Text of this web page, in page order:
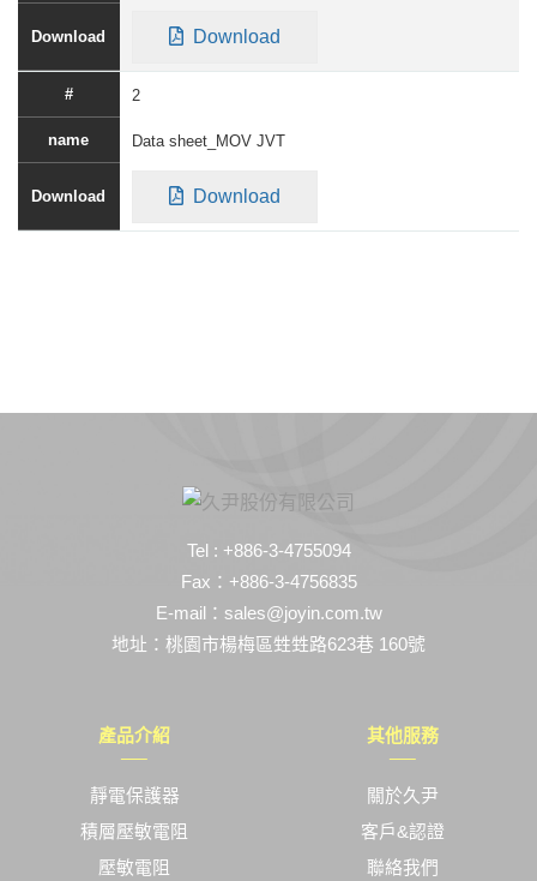
Download
2
Data sheet_MOV JVT
Download
Tel : +886-3-4755094
Fax：+886-3-4756835
E-mail：sales@joyin.com.tw
地址：桃園市楊梅區甡甡路623巷 160號
產品介紹
靜電保護器
積層壓敏電阻
壓敏電阻
其他服務
關於久尹
客戶&認證
聯絡我們